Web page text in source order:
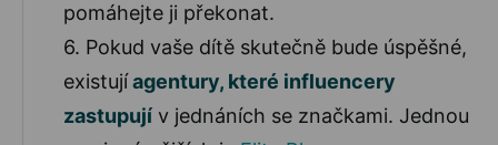
pomáhejte ji překonat.
6. Pokud vaše dítě skutečně bude úspěšné,
existujíagentury, které influencery
zastupují v jednáních se značkami. Jednou